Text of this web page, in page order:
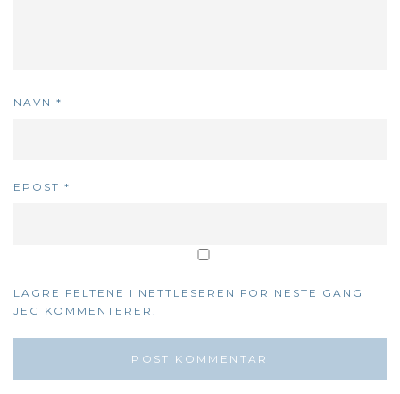
NAVN *
EPOST *
LAGRE FELTENE I NETTLESEREN FOR NESTE GANG
JEG KOMMENTERER.